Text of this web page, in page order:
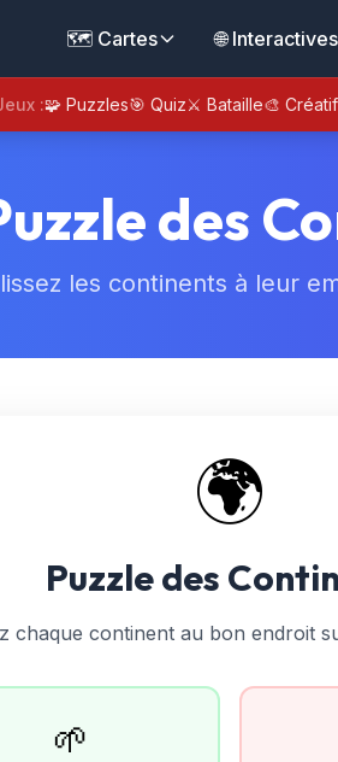
🗺️ Cartes 🌐 Interactives
:🧩 Puzzles🎯 Quiz⚔️ Bataille🎨 Créatif
des
les continents à leur
🌍
Puzzle des
chaque continent au bon endroit
🌱